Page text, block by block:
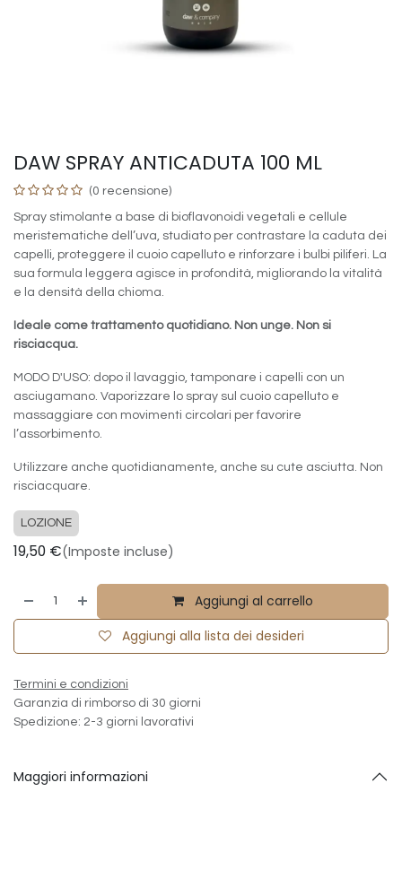
DAW SPRAY ANTICADUTA 100 ML
(0 recensione)
Spray stimolante a base di bioflavonoidi vegetali e cellule
meristematiche dell’uva, studiato per contrastare la caduta dei
capelli, proteggere il cuoio capelluto e rinforzare i bulbi piliferi. La
sua formula leggera agisce in profondità, migliorando la vitalità
e la densità della chioma.
Ideale come trattamento quotidiano. Non unge. Non si
risciacqua.
MODO D'USO: dopo il lavaggio, tamponare i capelli con un
asciugamano. Vaporizzare lo spray sul cuoio capelluto e
massaggiare con movimenti circolari per favorire
l’assorbimento.
Utilizzare anche quotidianamente, anche su cute asciutta. Non
risciacquare.
LOZIONE
19,50 €(Imposte incluse)
Aggiungi al carrello
Aggiungi alla lista dei desideri
Termini e condizioni
Garanzia di rimborso di 30 giorni
Spedizione: 2-3 giorni lavorativi
Maggiori informazioni